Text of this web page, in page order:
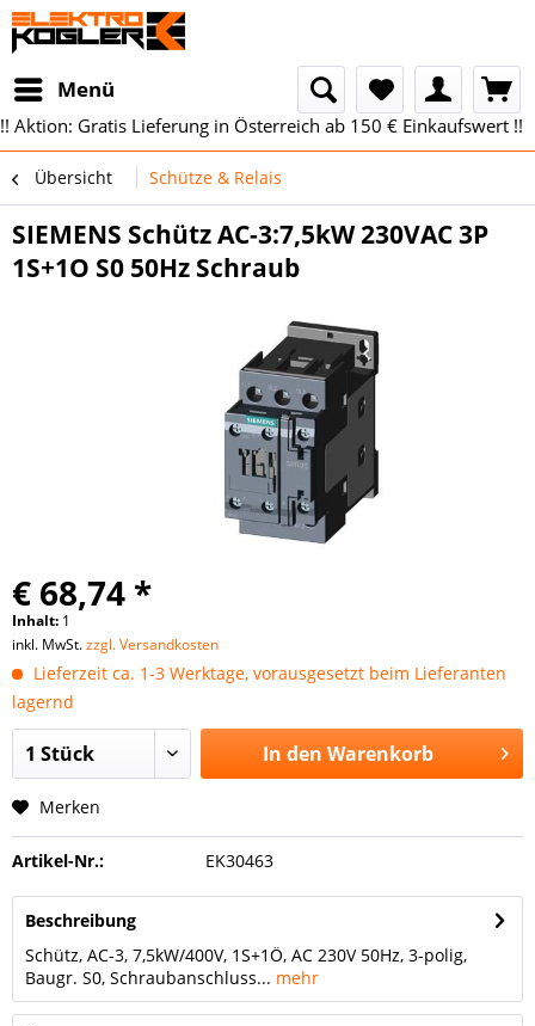
Menü
!! Aktion: Gratis Lieferung in Österreich ab 150 € Einkaufswert !!
Übersicht Schütze & Relais
SIEMENS Schütz AC-3:7,5kW 230VAC 3P
1S+1O S0 50Hz Schraub
€ 68,74 *
Inhalt: 1
inkl. MwSt.zzgl. Versandkosten
Lieferzeit ca. 1-3 Werktage, vorausgesetzt beim Lieferanten
lagernd
In den Warenkorb
Merken
Artikel-Nr.: EK30463
Beschreibung
Schütz, AC-3, 7,5kW/400V, 1S+1Ö, AC 230V 50Hz, 3-polig,
Baugr. S0, Schraubanschluss... mehr